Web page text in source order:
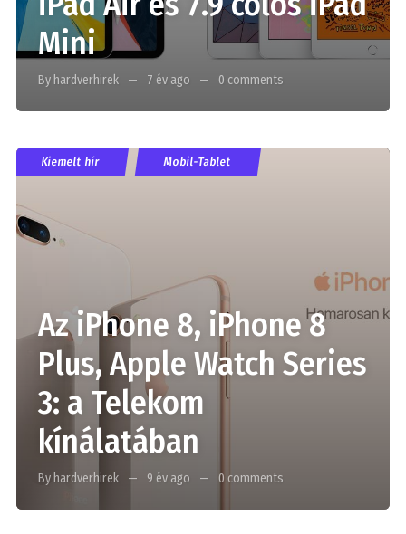
Mini
By hardverhirek 7 év ago 0 comments
Kiemelt hír Mobil-Tablet
Az iPhone 8, iPhone 8
Plus, Apple Watch Series
3: a Telekom
kínálatában
By hardverhirek 9 év ago 0 comments